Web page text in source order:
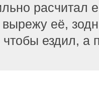
расчитал
её,
чтобы ездил, а